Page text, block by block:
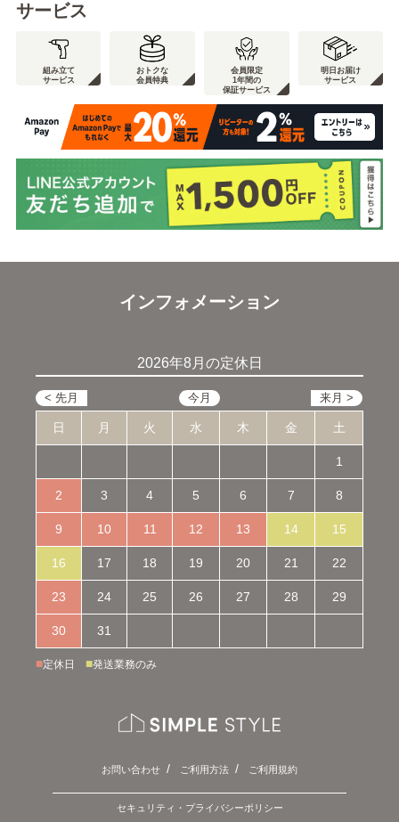
サービス
組み立て
サービス
おトクな
会員特典
会員限定
1年間の
保証サービス
明日お届け
サービス
インフォメーション
2026年8月の定休日
日 月 火 水 木 金 土
1
2 3 4 5 6 7 8
9 10 11 12 13 14 15
16 17 18 19 20 21 22
23 24 25 26 27 28 29
30 31
■定休日 ■発送業務のみ
お問い合わせ ご利用方法 ご利用規約
セキュリティ・プライバシーポリシー